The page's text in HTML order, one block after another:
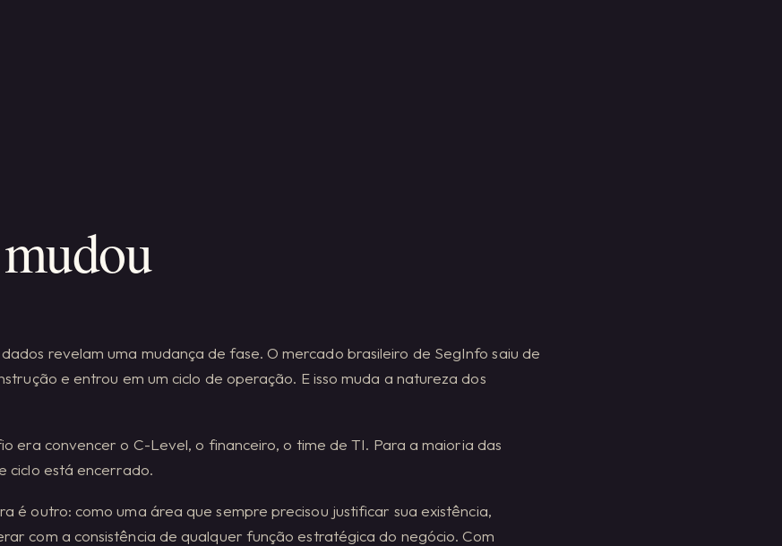
revelam uma mudança de fase. O mercado brasileiro de SegInfo saiu de
e entrou em um ciclo de operação. E isso muda a natureza dos
era convencer o C-Level, o financeiro, o time de TI. Para a maioria das
ciclo está encerrado.
é outro: como uma área que sempre precisou justificar sua existência,
com a consistência de qualquer função estratégica do negócio. Com